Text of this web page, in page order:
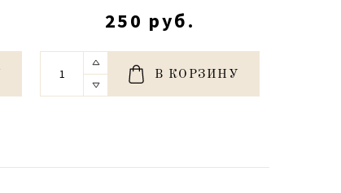
250 руб.
В КОРЗИНУ